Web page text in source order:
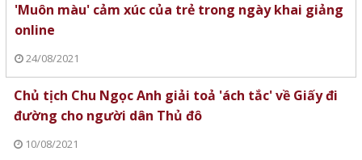
'Muôn màu' cảm xúc của trẻ trong ngày khai giảng
online
24/08/2021
Chủ tịch Chu Ngọc Anh giải toả 'ách tắc' về Giấy đi
đường cho người dân Thủ đô
10/08/2021